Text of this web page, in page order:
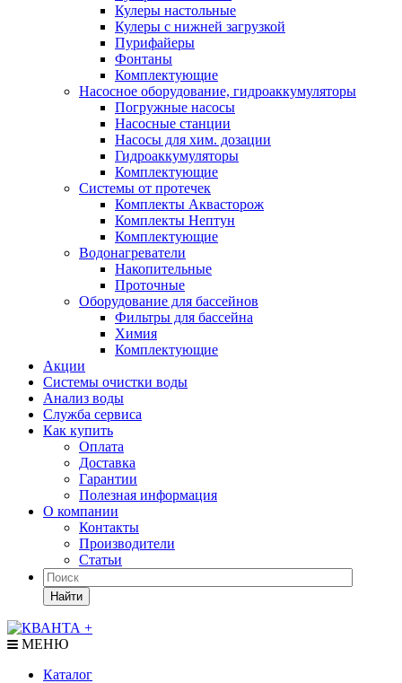
Кулеры настольные
Кулеры с нижней загрузкой
Пурифайеры
Фонтаны
Комплектующие
Насосное оборудование, гидроаккумуляторы
Погружные насосы
Насосные станции
Насосы для хим. дозации
Гидроаккумуляторы
Комплектующие
Системы от протечек
Комплекты Аквасторож
Комплекты Нептун
Комплектующие
Водонагреватели
Накопительные
Проточные
Оборудование для бассейнов
Фильтры для бассейна
Химия
Комплектующие
Акции
Системы очистки воды
Анализ воды
Служба сервиса
Как купить
Оплата
Доставка
Гарантии
Полезная информация
О компании
Контакты
Производители
Статьи
Найти
МЕНЮ
Каталог